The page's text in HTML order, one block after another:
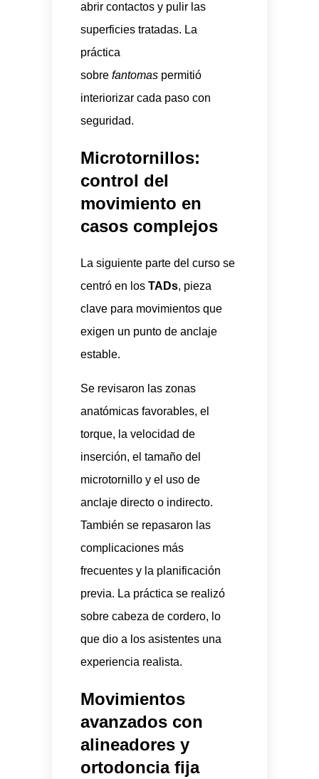
abrir contactos y pulir las
superficies tratadas. La
práctica
sobre fantomaspermitió
interiorizar cada paso con
seguridad.
Microtornillos:
control del
movimiento en
casos complejos
La siguiente parte del curso se
centró en los TADs, pieza
clave para movimientos que
exigen un punto de anclaje
estable.
Se revisaron las zonas
anatómicas favorables, el
torque, la velocidad de
inserción, el tamaño del
microtornillo y el uso de
anclaje directo o indirecto.
También se repasaron las
complicaciones más
frecuentes y la planificación
previa. La práctica se realizó
sobre cabeza de cordero, lo
que dio a los asistentes una
experiencia realista.
Movimientos
avanzados con
alineadores y
ortodoncia fija